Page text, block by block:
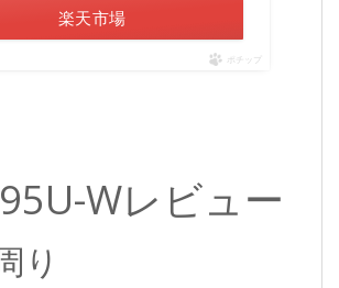
楽天市場
ポチップ
Wレビュー
り